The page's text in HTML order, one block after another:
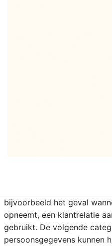
het privacy
We kunnen het
bijvoorbeeld in het kader
je onze diensten aan te
bijvoorbeeld het geval
opneemt, een klantrelatie
gebruikt. De volgende
persoonsgegevens kunnen